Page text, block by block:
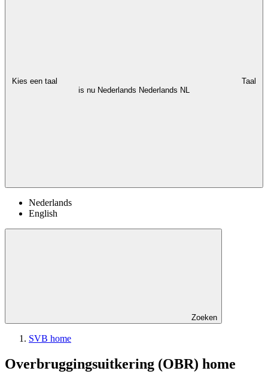
Kies een taal
Taal
is nu Nederlands Nederlands NL
Nederlands
English
Zoeken
SVB home
Overbruggingsuitkering (OBR) home